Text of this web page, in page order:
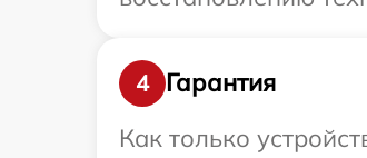
4
Гарантия
Как только